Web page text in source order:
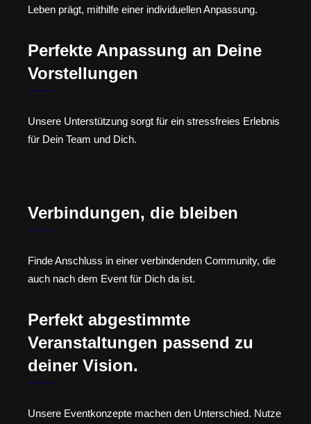
Leben prägt, mithilfe einer individuellen Anpassung.
Perfekte Anpassung an Deine
Vorstellungen
Unsere Unterstützung sorgt für ein stressfreies Erlebnis
für Dein Team und Dich.
Verbindungen, die bleiben
Finde Anschluss in einer verbindenden Community, die
auch nach dem Event für Dich da ist.
Perfekt abgestimmte
Veranstaltungen passend zu
deiner Vision.
Unsere Eventkonzepte machen den Unterschied. Nutze